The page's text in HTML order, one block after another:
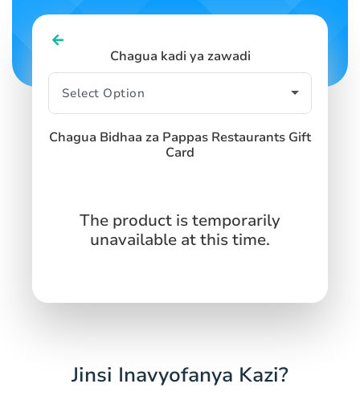
Chagua kadi ya zawadi
Chagua Bidhaa za Pappas Restaurants Gift
Card
The product is temporarily
unavailable at this time.
Jinsi Inavyofanya Kazi?